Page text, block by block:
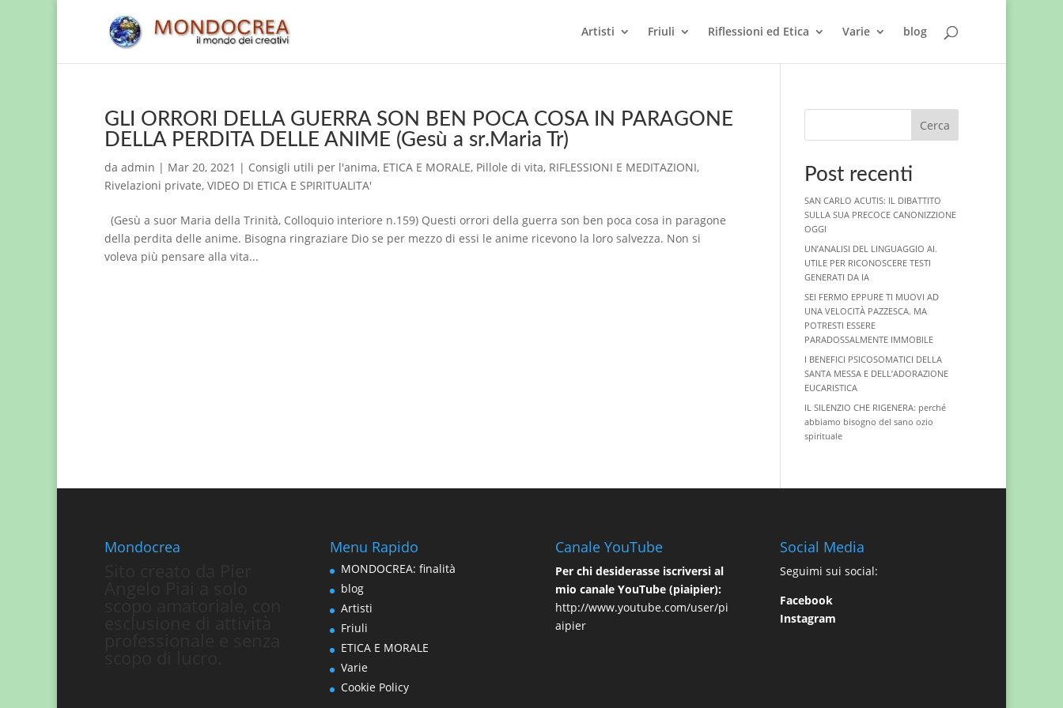
Artisti Friuli Riflessioni ed Etica Varie blog
GLI ORRORI DELLA GUERRA SON BEN POCA COSA IN PARAGONE
DELLA PERDITA DELLE ANIME (Gesù a sr.Maria Tr)
da admin | Mar 20, 2021 | Consigli utili per l'anima, ETICA E MORALE, Pillole di vita, RIFLESSIONI E MEDITAZIONI,
Rivelazioni private, VIDEO DI ETICA E SPIRITUALITA'
(Gesù a suor Maria della Trinità, Colloquio interiore n.159) Questi orrori della guerra son ben poca cosa in paragone
della perdita delle anime. Bisogna ringraziare Dio se per mezzo di essi le anime ricevono la loro salvezza. Non si
voleva più pensare alla vita...
Cerca
Post recenti
SAN CARLO ACUTIS: IL DIBATTITO
SULLA SUA PRECOCE CANONIZZIONE
OGGI
UN’ANALISI DEL LINGUAGGIO AI.
UTILE PER RICONOSCERE TESTI
GENERATI DA IA
SEI FERMO EPPURE TI MUOVI AD
UNA VELOCITÀ PAZZESCA. MA
POTRESTI ESSERE
PARADOSSALMENTE IMMOBILE
I BENEFICI PSICOSOMATICI DELLA
SANTA MESSA E DELL’ADORAZIONE
EUCARISTICA
IL SILENZIO CHE RIGENERA: perché
abbiamo bisogno del sano ozio
spirituale
Mondocrea Menu Rapido
MONDOCREA: finalità
blog
Artisti
Friuli
ETICA E MORALE
Varie
Cookie Policy
Canale YouTube
Per chi desiderasse iscriversi al
mio canale YouTube (piaipier):
http://www.youtube.com/user/pi
aipier
Social Media
Seguimi sui social:
Facebook
Instagram